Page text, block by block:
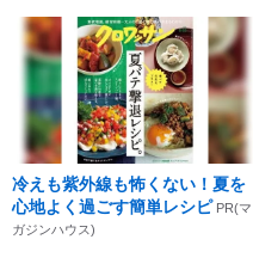
冷えも紫外線も怖くない！夏を
心地よく過ごす簡単レシピ PR(マ
ガジンハウス)